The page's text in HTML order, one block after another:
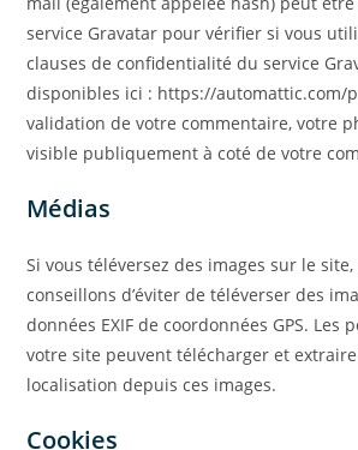
service Gravatar pour vérifier si vous
clauses de confidentialité du service
disponibles ici : https://automattic.com/
validation de votre commentaire, votre
visible publiquement à coté de votre
Médias
Si vous téléversez des images sur le
conseillons d’éviter de téléverser des
données EXIF de coordonnées GPS. Les
votre site peuvent télécharger et
localisation depuis ces images.
Cookies